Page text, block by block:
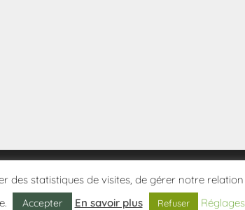
Politique de
des statistiques de visites, de gérer notre
Accepter En savoir plus Refuser Réglages